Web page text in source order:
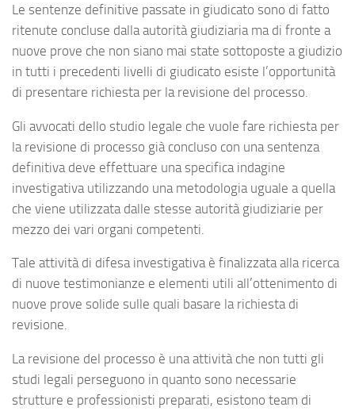
Le sentenze definitive passate in giudicato sono di fatto
ritenute concluse dalla autorità giudiziaria ma di fronte a
nuove prove che non siano mai state sottoposte a giudizio
in tutti i precedenti livelli di giudicato esiste l’opportunità
di presentare richiesta per la revisione del processo.
Gli avvocati dello studio legale che vuole fare richiesta per
la revisione di processo già concluso con una sentenza
definitiva deve effettuare una specifica indagine
investigativa utilizzando una metodologia uguale a quella
che viene utilizzata dalle stesse autorità giudiziarie per
mezzo dei vari organi competenti.
Tale attività di difesa investigativa è finalizzata alla ricerca
di nuove testimonianze e elementi utili all’ottenimento di
nuove prove solide sulle quali basare la richiesta di
revisione.
La revisione del processo è una attività che non tutti gli
studi legali perseguono in quanto sono necessarie
strutture e professionisti preparati, esistono team di